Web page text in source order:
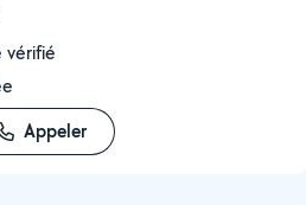
vérifié
Appeler